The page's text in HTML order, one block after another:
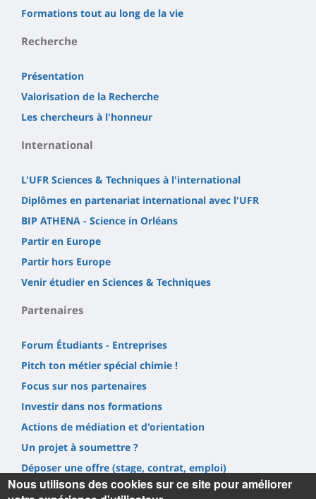
Formations tout au long de la vie
Recherche
Présentation
Valorisation de la Recherche
Les chercheurs à l'honneur
International
L'UFR Sciences & Techniques à l'international
Diplômes en partenariat international avec l'UFR
BIP ATHENA - Science in Orléans
Partir en Europe
Partir hors Europe
Venir étudier en Sciences & Techniques
Partenaires
Forum Étudiants - Entreprises
Pitch ton métier spécial chimie !
Focus sur nos partenaires
Investir dans nos formations
Actions de médiation et d'orientation
Un projet à soumettre ?
Déposer une offre (stage, contrat, emploi)
Prestations
Nous utilisons des cookies sur ce site pour améliorer